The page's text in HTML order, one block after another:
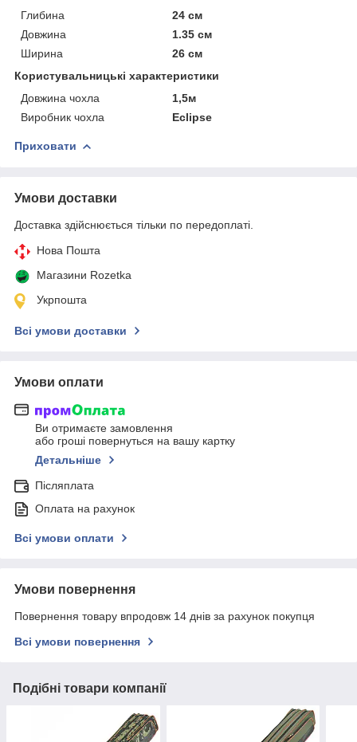
Глибина
24 см
Довжина
1.35 см
Ширина
26 см
Користувальницькі характеристики
Довжина чохла
1,5м
Виробник чохла
Eclipse
Приховати
Умови доставки
Доставка здійснюється тільки по передоплаті.
Нова Пошта
Магазини Rozetka
Укрпошта
Всі умови доставки
Умови оплати
Ви отримаєте замовлення
або гроші повернуться на вашу картку
Детальніше
Післяплата
Оплата на рахунок
Всі умови оплати
Умови повернення
Повернення товару впродовж 14 днів за рахунок покупця
Всі умови повернення
Подібні товари компанії